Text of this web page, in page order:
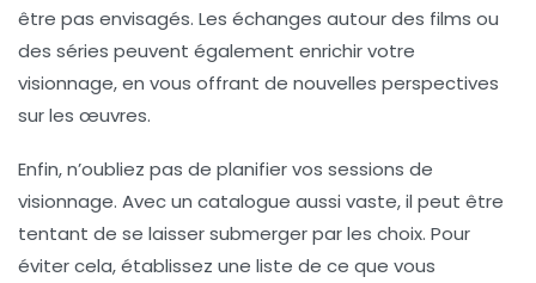
être pas envisagés. Les échanges autour des films ou
des séries peuvent également enrichir votre
visionnage, en vous offrant de nouvelles perspectives
sur les œuvres.
Enfin, n’oubliez pas de planifier vos sessions de
visionnage. Avec un catalogue aussi vaste, il peut être
tentant de se laisser submerger par les choix. Pour
éviter cela, établissez une liste de ce que vous